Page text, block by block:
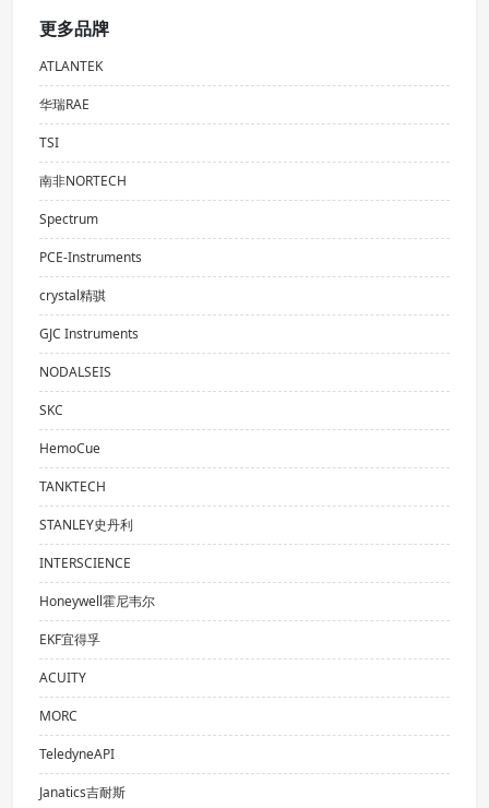
更多品牌
ATLANTEK
华瑞RAE
TSI
南非NORTECH
Spectrum
PCE-Instruments
crystal精骐
GJC Instruments
NODALSEIS
SKC
HemoCue
TANKTECH
STANLEY史丹利
INTERSCIENCE
Honeywell霍尼韦尔
EKF宜得孚
ACUITY
MORC
TeledyneAPI
Janatics吉耐斯